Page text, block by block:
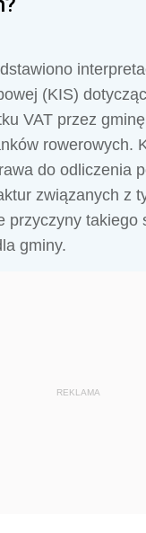
(KIS)
VAT przez
rowerowych.
do odliczenia
związanych z
przyczyny takiego
gminy.
REKLAMA